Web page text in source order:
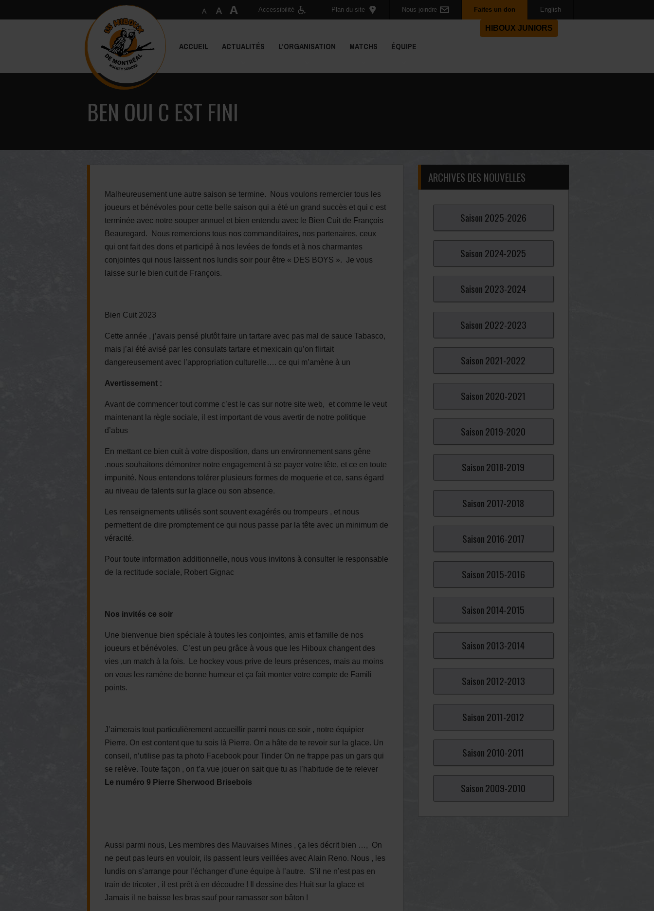
Accessibilité Plan du site Nous joindre Faites un don English
ACCUEIL ACTUALITÉS L’ORGANISATION MATCHS ÉQUIPE
HIBOUX JUNIORS
BEN OUI C EST FINI
Malheureusement une autre saison se termine. Nous voulons remercier tous les
joueurs et bénévoles pour cette belle saison qui a été un grand succès et qui c est
terminée avec notre souper annuel et bien entendu avec le Bien Cuit de François
Beauregard. Nous remercions tous nos commanditaires, nos partenaires, ceux
qui ont fait des dons et participé à nos levées de fonds et à nos charmantes
conjointes qui nous laissent nos lundis soir pour être « DES BOYS ». Je vous
laisse sur le bien cuit de François.
Bien Cuit 2023
Cette année , j’avais pensé plutôt faire un tartare avec pas mal de sauce Tabasco,
mais j’ai été avisé par les consulats tartare et mexicain qu’on flirtait
dangereusement avec l’appropriation culturelle…. ce qui m’amène à un
Avertissement :
Avant de commencer tout comme c’est le cas sur notre site web, et comme le veut
maintenant la règle sociale, il est important de vous avertir de notre politique
d’abus
En mettant ce bien cuit à votre disposition, dans un environnement sans gêne
.nous souhaitons démontrer notre engagement à se payer votre tête, et ce en toute
impunité. Nous entendons tolérer plusieurs formes de moquerie et ce, sans égard
au niveau de talents sur la glace ou son absence.
Les renseignements utilisés sont souvent exagérés ou trompeurs , et nous
permettent de dire promptement ce qui nous passe par la tête avec un minimum de
véracité.
Pour toute information additionnelle, nous vous invitons à consulter le responsable
de la rectitude sociale, Robert Gignac
Nos invités ce soir
Une bienvenue bien spéciale à toutes les conjointes, amis et famille de nos
joueurs et bénévoles. C’est un peu grâce à vous que les Hiboux changent des
vies ,un match à la fois. Le hockey vous prive de leurs présences, mais au moins
on vous les ramène de bonne humeur et ça fait monter votre compte de Famili
points.
J’aimerais tout particulièrement accueillir parmi nous ce soir , notre équipier
Pierre. On est content que tu sois là Pierre. On a hâte de te revoir sur la glace. Un
conseil, n’utilise pas ta photo Facebook pour Tinder On ne frappe pas un gars qui
se relève. Toute façon , on t’a vue jouer on sait que tu as l’habitude de te relever
Le numéro 9 Pierre Sherwood Brisebois
Aussi parmi nous, Les membres des Mauvaises Mines , ça les décrit bien …, On
ne peut pas leurs en vouloir, ils passent leurs veillées avec Alain Reno. Nous , les
lundis on s’arrange pour l’échanger d’une équipe à l’autre. S’il ne n’est pas en
train de tricoter , il est prêt à en découdre ! Il dessine des Huit sur la glace et
Jamais il ne baisse les bras sauf pour ramasser son bâton !
ARCHIVES DES NOUVELLES
Saison 2025-2026
Saison 2024-2025
Saison 2023-2024
Saison 2022-2023
Saison 2021-2022
Saison 2020-2021
Saison 2019-2020
Saison 2018-2019
Saison 2017-2018
Saison 2016-2017
Saison 2015-2016
Saison 2014-2015
Saison 2013-2014
Saison 2012-2013
Saison 2011-2012
Saison 2010-2011
Saison 2009-2010